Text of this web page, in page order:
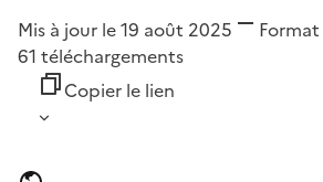
Mis à jour le 19 août 2025 Format
61 téléchargements
Copier le lien